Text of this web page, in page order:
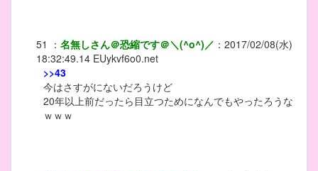
51 ： 名無しさん＠恐縮です＠＼(^o^)／ ： 2017/02/08(水)
18:32:49.14 EUykvf6o0.net
>>43
今はさすがにないだろうけど
20年以上前だったら目立つためになんでもやったろうな
ｗｗｗ